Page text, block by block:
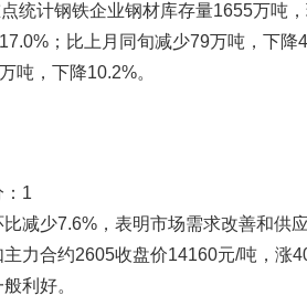
统计钢铁企业钢材库存量1655万吨
；比上月同旬减少79万吨，下
吨，下降10.2%。
：1
减少7.6%，表明市场需求改善和供
力合约2605收盘价14160元/吨，涨
利好。